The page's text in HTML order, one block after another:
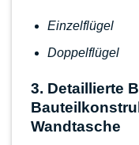
Einzelflügel
Doppelflügel
3. Detaillierte
Wandtasche